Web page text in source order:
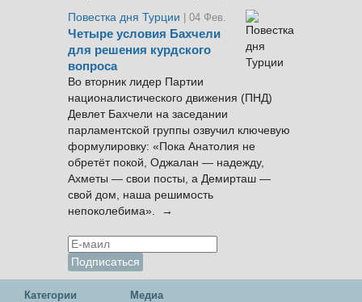
Повестка дня Турции
| 04 Фев.
Четыре условия Бахчели
для решения курдского
вопроса
Во вторник лидер Партии
националистического движения (ПНД)
Девлет Бахчели на заседании
парламентской группы озвучил ключевую
формулировку: «Пока Анатолия не
обретёт покой, Оджалан — надежду,
Ахметы — свои посты, а Демирташ —
свой дом, наша решимость
непоколебима». →
Категории Медиа